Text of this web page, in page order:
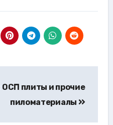
ОСП плиты и прочие
пиломатериалы